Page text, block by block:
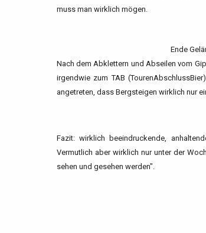
muss man wirklich mögen.
Ende
Nach dem Abklettern und Abseilen vom
irgendwie zum TAB
angetreten, dass Bergsteigen wirklich nur
Fazit: wirklich beeindruckende,
Vermutlich aber wirklich nur unter der
sehen und gesehen werden".